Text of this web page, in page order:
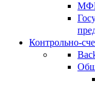
Контрольно-